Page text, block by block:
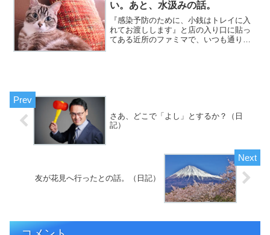
い。あと、水汲みの話。
『感染予防のために、小銭はトレイに入
れてお渡しします』と店の入り口に貼っ
てある近所のファミマで、いつも通りお
さあ、どこで「よし」とするか？（日
記）
友が花見へ行ったとの話。（日記）